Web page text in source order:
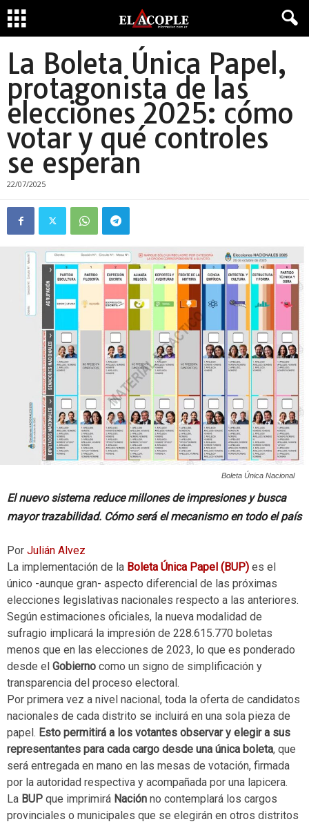
La Boleta Única Papel,
protagonista de las
elecciones 2025: cómo
votar y qué controles
se esperan
22/07/2025
Boleta Única Nacional
El nuevo sistema reduce millones de impresiones y busca
mayor trazabilidad. Cómo será el mecanismo en todo el país
Por Julián Alvez
La implementación de la Boleta Única Papel (BUP) es el
único -aunque gran- aspecto diferencial de las próximas
elecciones legislativas nacionales respecto a las anteriores.
Según estimaciones oficiales, la nueva modalidad de
sufragio implicará la impresión de 228.615.770 boletas
menos que en las elecciones de 2023, lo que es ponderado
desde el Gobierno como un signo de simplificación y
transparencia del proceso electoral.
Por primera vez a nivel nacional, toda la oferta de candidatos
nacionales de cada distrito se incluirá en una sola pieza de
papel. Esto permitirá a los votantes observar y elegir a sus
representantes para cada cargo desde una única boleta, que
será entregada en mano en las mesas de votación, firmada
por la autoridad respectiva y acompañada por una lapicera.
La BUP que imprimirá Nación no contemplará los cargos
provinciales o municipales que se elegirán en otros distritos